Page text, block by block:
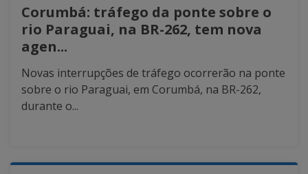
Corumbá: tráfego da ponte sobre o
rio Paraguai, na BR-262, tem nova
agen...
Novas interrupções de tráfego ocorrerão na ponte
sobre o rio Paraguai, em Corumbá, na BR-262,
durante o...